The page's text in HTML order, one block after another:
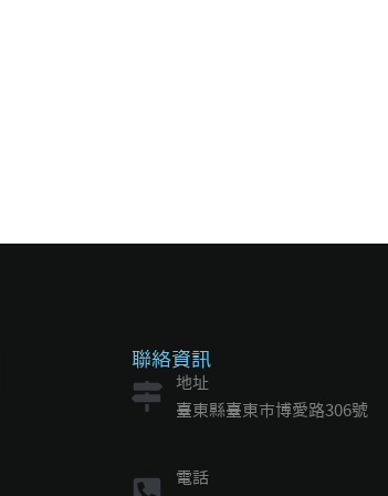
聯絡資訊
地址
臺東縣臺東市博愛路306號
電話